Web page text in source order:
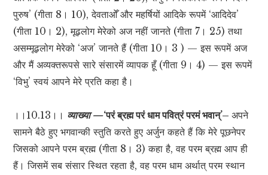
पुरुष’ (गीता 8। 10), देवताओँ और महर्षियों आदिके रूपमें ‘आदिदेव’
(गीता 10। 2), मूढ़लोग मेरेको अज नहीं जानते (गीता 7। 25) तथा
असम्मूढ़लोग मेरेको ‘अज’ जानते हैं (गीता 10। 3 ) — इस रूपमें अज
और मैं अव्यक्तरूपसे सारे संसारमें व्यापक हूँ (गीता 9। 4) — इस रूपमें
‘विभु’ स्वयं आपने मेरे प्रति कहा है।
।।10.13।। व्याख्या —‘परं ब्रह्म परं धाम पवित्रं परमं भवान्’–अपने
सामने बैठे हुए भगवान्की स्तुति करते हुए अर्जुन कहते हैं कि मेरे पूछनेपर
जिसको आपने परम ब्रह्म (गीता 8। 3) कहा है, वह परम ब्रह्म आप ही
हैं। जिसमें सब संसार स्थित रहता है, वह परम धाम अर्थात् परम स्थान